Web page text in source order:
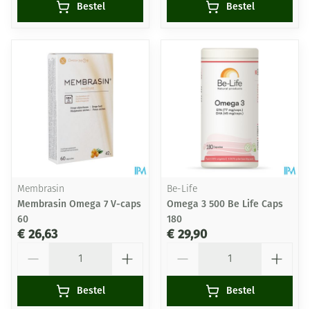
Bestel Bestel
Membrasin
Membrasin Omega 7 V-caps
60
€ 26,63
Bestel
Be-Life
Omega 3 500 Be Life Caps
180
€ 29,90
Bestel